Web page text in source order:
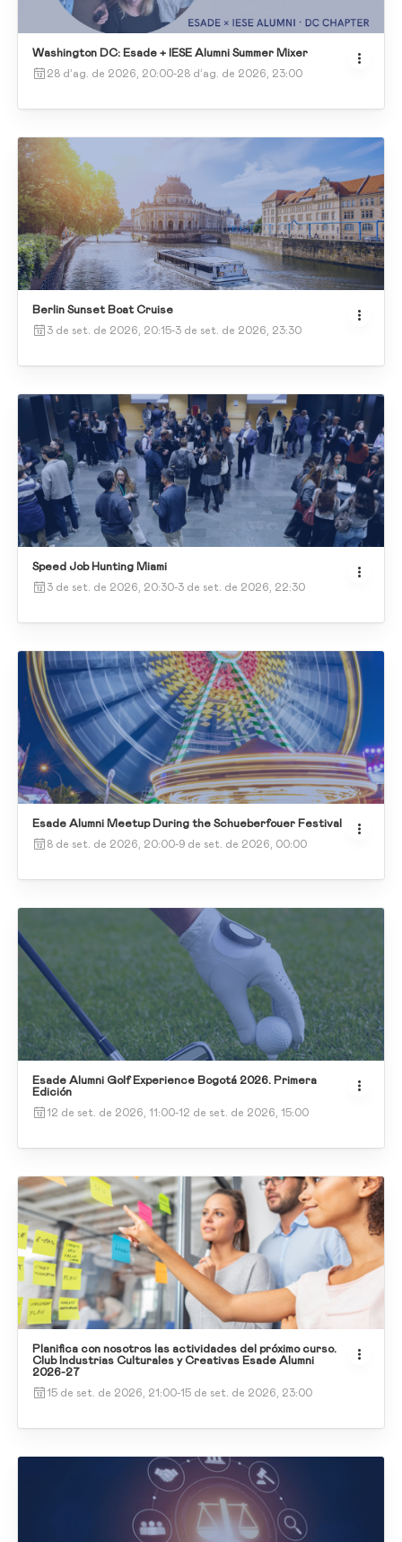
Washington DC: Esade + IESE Alumni Summer Mixer
28 d’ag. de 2026, 20:00-28 d’ag. de 2026, 23:00
Berlin Sunset Boat Cruise
3 de set. de 2026, 20:15-3 de set. de 2026, 23:30
Speed Job Hunting Miami
3 de set. de 2026, 20:30-3 de set. de 2026, 22:30
Esade Alumni Meetup During the Schueberfouer Festival
8 de set. de 2026, 20:00-9 de set. de 2026, 00:00
Esade Alumni Golf Experience Bogotá 2026. Primera
Edición
12 de set. de 2026, 11:00-12 de set. de 2026, 15:00
Planifica con nosotros las actividades del próximo curso.
Club Industrias Culturales y Creativas Esade Alumni
2026-27
15 de set. de 2026, 21:00-15 de set. de 2026, 23:00